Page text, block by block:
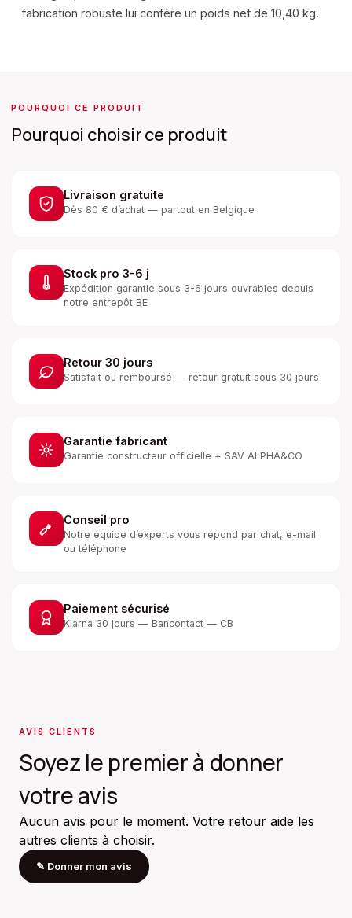
fabrication robuste lui confère un poids net de 10,40 kg.
POURQUOI CE PRODUIT
Pourquoi choisir ce produit
Livraison gratuite
Dès 80 € d’achat — partout en Belgique
Stock pro 3-6 j
Expédition garantie sous 3-6 jours ouvrables depuis
notre entrepôt BE
Retour 30 jours
Satisfait ou remboursé — retour gratuit sous 30 jours
Garantie fabricant
Garantie constructeur officielle + SAV ALPHA&CO
Conseil pro
Notre équipe d’experts vous répond par chat, e-mail
ou téléphone
Paiement sécurisé
Klarna 30 jours — Bancontact — CB
AVIS CLIENTS
Soyez le premier à donner
votre avis
Aucun avis pour le moment. Votre retour aide les
autres clients à choisir.
✎ Donner mon avis